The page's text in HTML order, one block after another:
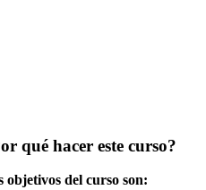
qué hacer este curso?
objetivos del curso son: